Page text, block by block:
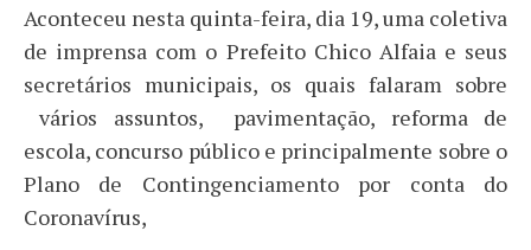
Aconteceu nesta quinta-feira, dia 19, uma coletiva
de imprensa com o Prefeito Chico Alfaia e seus
secretários municipais, os quais falaram sobre
vários assuntos, pavimentação, reforma de
escola, concurso público e principalmente sobre o
Plano de Contingenciamento por conta do
Coronavírus,